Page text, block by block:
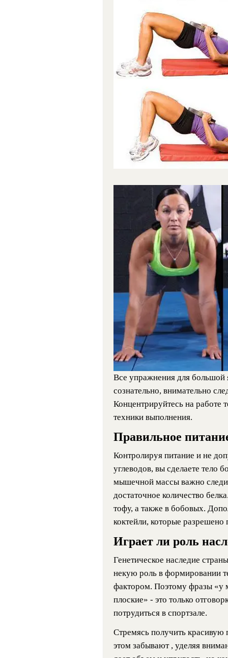
Все упражнения для
сознательно, внимательно
Концентрируйтесь на работе
техники выполнения.
Правильное
Контролируя питание и не
углеводов, вы сделаете тело
мышечной массы важно
достаточное количество
тофу, а также в бобовых.
коктейли, которые разрешено
Играет ли роль
Генетическое наследие
некую роль в формировании
фактором. Поэтому фразы «у
плоские» - это только
потрудиться в спортзале.
Стремясь получить красивую
этом забывают , уделяя